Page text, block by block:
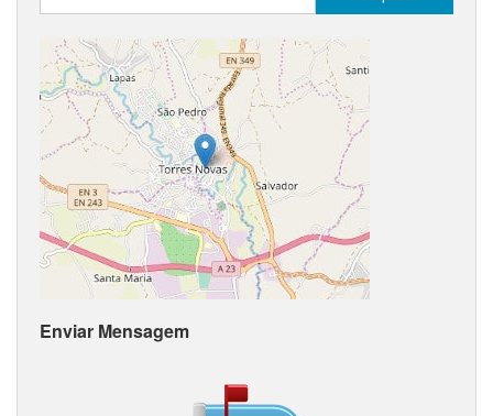
Enviar Mensagem